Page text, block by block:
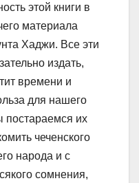
этой книги в
материала
Хаджи. Все эти
издать,
времени и
для нашего
их
чеченского
народа и с
сомнения,